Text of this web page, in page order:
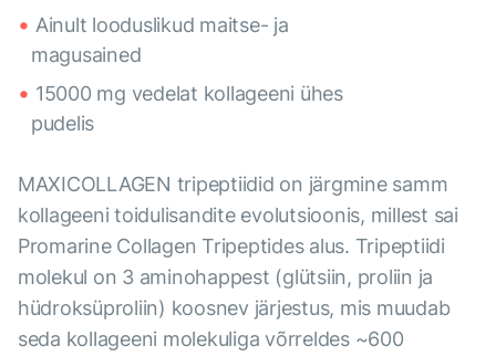
Ainult looduslikud maitse- ja
magusained
15000 mg vedelat kollageeni ühes
pudelis
MAXICOLLAGEN tripeptiidid on järgmine samm
kollageeni toidulisandite evolutsioonis, millest sai
Promarine Collagen Tripeptides alus. Tripeptiidi
molekul on 3 aminohappest (glütsiin, proliin ja
hüdroksüproliin) koosnev järjestus, mis muudab
seda kollageeni molekuliga võrreldes ~600